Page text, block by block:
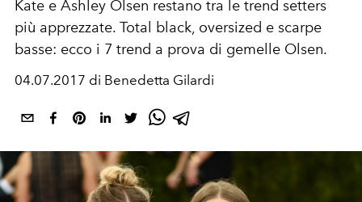
Kate e Ashley Olsen restano tra le trend setters
più apprezzate. Total black, oversized e scarpe
basse: ecco i 7 trend a prova di gemelle Olsen.
04.07.2017 di Benedetta Gilardi